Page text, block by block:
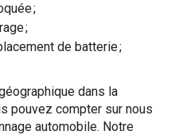
;
;
de batterie ;
dans la
pouvez compter sur nous
automobile. Notre